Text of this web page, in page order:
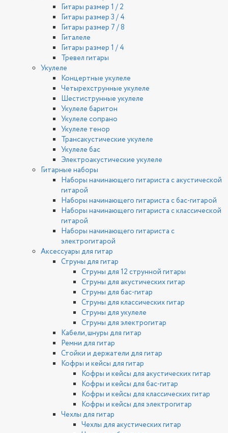
Гитары размер 1 / 2
Гитары размер 3 / 4
Гитары размер 7 / 8
Гиталеле
Гитары размер 1 / 4
Тревел гитары
Укулеле
Концертные укулеле
Четырехструнные укулеле
Шестиструнные укулеле
Укулеле баритон
Укулеле сопрано
Укулеле тенор
Трансакустические укулеле
Укулеле бас
Электроакустические укулеле
Гитарные наборы
Наборы начинающего гитариста с акустической
гитарой
Наборы начинающего гитариста с бас-гитарой
Наборы начинающего гитариста с классической
гитарой
Наборы начинающего гитариста с
электрогитарой
Аксессуары для гитар
Струны для гитар
Струны для 12 струнной гитары
Струны для акустических гитар
Струны для бас-гитар
Струны для классических гитар
Струны для укулеле
Струны для электрогитар
Кабели, шнуры для гитар
Ремни для гитар
Стойки и держатели для гитар
Кофры и кейсы для гитар
Кофры и кейсы для акустических гитар
Кофры и кейсы для бас-гитар
Кофры и кейсы для классических гитар
Кофры и кейсы для электрогитар
Чехлы для гитар
Чехлы для акустических гитар